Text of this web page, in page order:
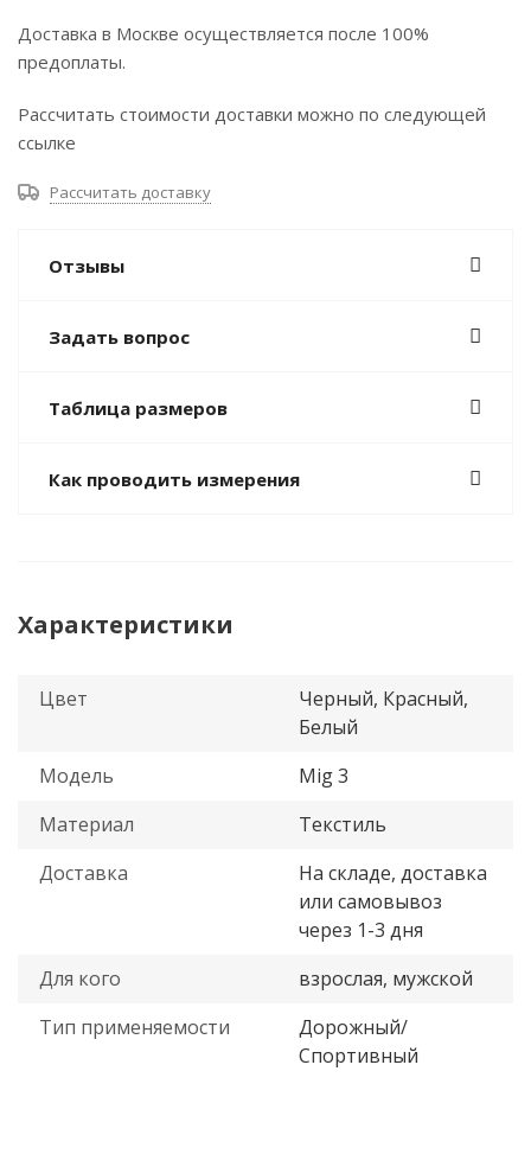
Доставка в Москве осуществляется после 100%
предоплаты.
Рассчитать стоимости доставки можно по следующей
ссылке
Рассчитать доставку
Отзывы
Задать вопрос
Таблица размеров
Как проводить измерения
Характеристики
Цвет
Черный, Красный,
Белый
Модель
Mig 3
Материал
Текстиль
Доставка
На складе, доставка
или самовывоз
через 1-3 дня
Для кого
взрослая, мужской
Тип применяемости
Дорожный/
Спортивный